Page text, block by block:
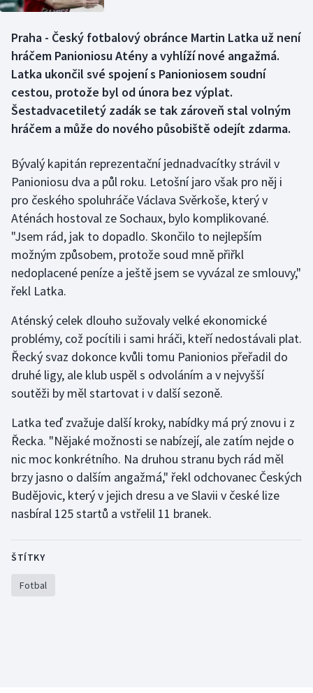
Boby a skeleton
Box
Curling
Dostihy
Futsal
Golf
Gymnastika
Házená
Jezdectví
Judo
Krasobruslení
Lezení
Lyže a snowboard
Moderní pětiboj
Motorsport
Olympijské hry
Parasport
AZ kvíz
Praha - Český fotbalový obránce Martin Latka už není
hráčem Panioniosu Atény a vyhlíží nové angažmá.
Latka ukončil své spojení s Panioniosem soudní
cestou, protože byl od února bez výplat.
Šestadvacetiletý zadák se tak zároveň stal volným
hráčem a může do nového působiště odejít zdarma.
Bývalý kapitán reprezentační jednadvacítky strávil v
Panioniosu dva a půl roku. Letošní jaro však pro něj i
pro českého spoluhráče Václava Svěrkoše, který v
Aténách hostoval ze Sochaux, bylo komplikované.
"Jsem rád, jak to dopadlo. Skončilo to nejlepším
možným způsobem, protože soud mně přiřkl
nedoplacené peníze a ještě jsem se vyvázal ze smlouvy,"
řekl Latka.
Aténský celek dlouho sužovaly velké ekonomické
problémy, což pocítili i sami hráči, kteří nedostávali plat.
Řecký svaz dokonce kvůli tomu Panionios přeřadil do
druhé ligy, ale klub uspěl s odvoláním a v nejvyšší
soutěži by měl startovat i v další sezoně.
Latka teď zvažuje další kroky, nabídky má prý znovu i z
Řecka. "Nějaké možnosti se nabízejí, ale zatím nejde o
nic moc konkrétního. Na druhou stranu bych rád měl
brzy jasno o dalším angažmá," řekl odchovanec Českých
Budějovic, který v jejich dresu a ve Slavii v české lize
nasbíral 125 startů a vstřelil 11 branek.
ŠTÍTKY
Fotbal